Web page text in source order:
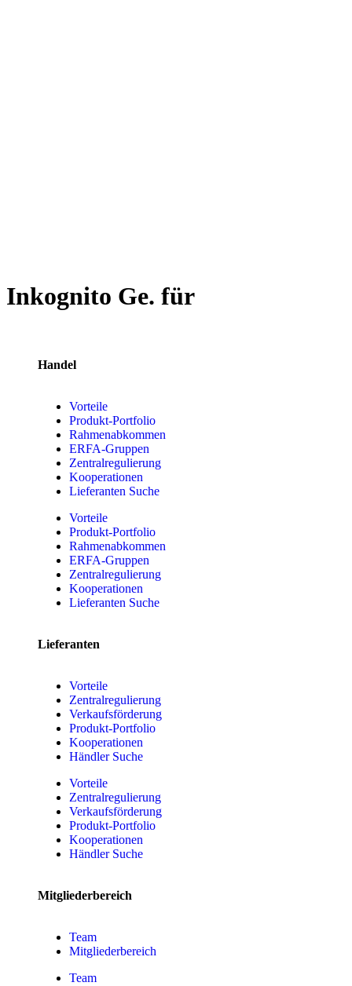
Inkognito Ge. für
Handel
Vorteile
Produkt-Portfolio
Rahmenabkommen
ERFA-Gruppen
Zentralregulierung
Kooperationen
Lieferanten Suche
Vorteile
Produkt-Portfolio
Rahmenabkommen
ERFA-Gruppen
Zentralregulierung
Kooperationen
Lieferanten Suche
Lieferanten
Vorteile
Zentralregulierung
Verkaufsförderung
Produkt-Portfolio
Kooperationen
Händler Suche
Vorteile
Zentralregulierung
Verkaufsförderung
Produkt-Portfolio
Kooperationen
Händler Suche
Mitgliederbereich
Team
Mitgliederbereich
Team